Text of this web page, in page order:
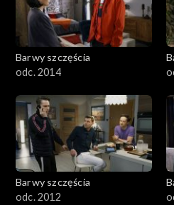
Barwy szczęścia
odc. 2014
Barwy szczęścia
odc. 2012